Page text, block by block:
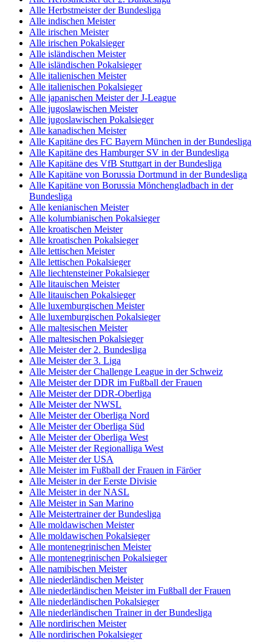
Alle Herbstmeister der Bundesliga
Alle indischen Meister
Alle irischen Meister
Alle irischen Pokalsieger
Alle isländischen Meister
Alle isländischen Pokalsieger
Alle italienischen Meister
Alle italienischen Pokalsieger
Alle japanischen Meister der J-League
Alle jugoslawischen Meister
Alle jugoslawischen Pokalsieger
Alle kanadischen Meister
Alle Kapitäne des FC Bayern München in der Bundesliga
Alle Kapitäne des Hamburger SV in der Bundesliga
Alle Kapitäne des VfB Stuttgart in der Bundesliga
Alle Kapitäne von Borussia Dortmund in der Bundesliga
Alle Kapitäne von Borussia Mönchengladbach in der
Bundesliga
Alle kenianischen Meister
Alle kolumbianischen Pokalsieger
Alle kroatischen Meister
Alle kroatischen Pokalsieger
Alle lettischen Meister
Alle lettischen Pokalsieger
Alle liechtensteiner Pokalsieger
Alle litauischen Meister
Alle litauischen Pokalsieger
Alle luxemburgischen Meister
Alle luxemburgischen Pokalsieger
Alle maltesischen Meister
Alle maltesischen Pokalsieger
Alle Meister der 2. Bundesliga
Alle Meister der 3. Liga
Alle Meister der Challenge League in der Schweiz
Alle Meister der DDR im Fußball der Frauen
Alle Meister der DDR-Oberliga
Alle Meister der NWSL
Alle Meister der Oberliga Nord
Alle Meister der Oberliga Süd
Alle Meister der Oberliga West
Alle Meister der Regionalliga West
Alle Meister der USA
Alle Meister im Fußball der Frauen in Färöer
Alle Meister in der Eerste Divisie
Alle Meister in der NASL
Alle Meister in San Marino
Alle Meistertrainer der Bundesliga
Alle moldawischen Meister
Alle moldawischen Pokalsieger
Alle montenegrinischen Meister
Alle montenegrinischen Pokalsieger
Alle namibischen Meister
Alle niederländischen Meister
Alle niederländischen Meister im Fußball der Frauen
Alle niederländischen Pokalsieger
Alle niederländischen Trainer in der Bundesliga
Alle nordirischen Meister
Alle nordirischen Pokalsieger